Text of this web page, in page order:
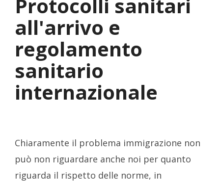
Protocolli sanitari
all'arrivo e
regolamento
sanitario
internazionale
Chiaramente il problema immigrazione non
può non riguardare anche noi per quanto
riguarda il rispetto delle norme, in